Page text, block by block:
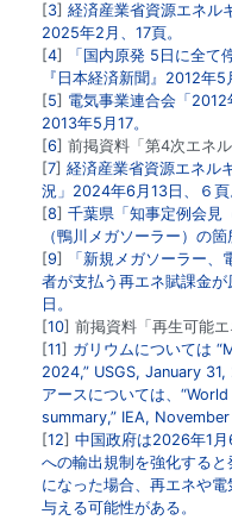
3 経済産業省資源エネル
2025年2月、17頁。
4
「国内原発 5日に全
『日本経済新聞』2012年5
5
電気事業連合会「2012
2013年5月17。
6
前掲資料「第4次エネ
7 経済産業省資源エネル
況」2024年6月13日、６頁
8
千葉県「知事定例会見
（鴨川メガソーラー）の箇
9
「新規メガソーラー
者が支払う再エネ賦課金
日。
10 前掲資料「再生可能エ
11
ガリウムについては
2024,” USGS, January
アースについては、
summary,” IEA,
12
中国政府は2026年1
への輸出規制を強化する
になった場合、再エネや
与える可能性がある。